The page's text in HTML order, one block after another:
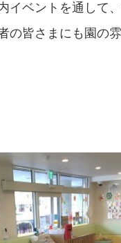
ベントを通して
皆さまにも園の